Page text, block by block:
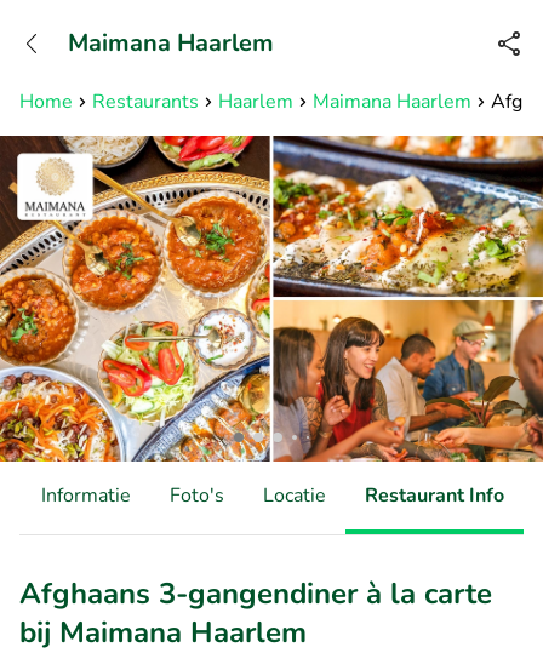
Bereikbaar tot 23:00 uur
Home Restaurants Haarlem Maimana Haarlem
Maimana Haarlem
Informatie Foto's Locatie Restaurant Info
Afghaans 3-gangendiner à la carte
bij Maimana Haarlem